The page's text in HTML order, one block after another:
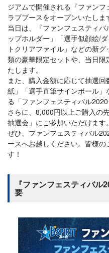
ジアムで開催される『ファン
ラブブースをオープンいたしま
当日は、『ファンフェスティ
ップホルダー」「選手似顔絵/
トクリアファイル」などの新
類の豪華限定セットや、当日
たします。
また、購入金額に応じて抽選
紙」「選手直筆サインボール
る「ファンフェスティバル
さらに、8,000円以上ご購入の
抽選会」にご参加いただけます。
ぜひ、ファンフェスティバル
ースへお越しください。皆様
す！
『ファンフェスティバ
要